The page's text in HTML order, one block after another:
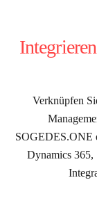
Verknüpfen
SOGEDES.ONE
Dynamics 365,